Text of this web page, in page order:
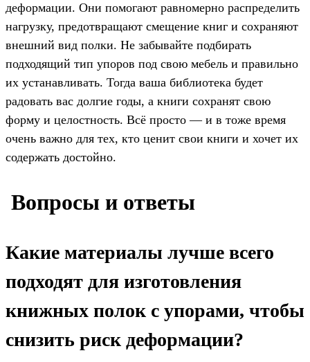
деформации. Они помогают равномерно распределить
нагрузку, предотвращают смещение книг и сохраняют
внешний вид полки. Не забывайте подбирать
подходящий тип упоров под свою мебель и правильно
их устанавливать. Тогда ваша библиотека будет
радовать вас долгие годы, а книги сохранят свою
форму и целостность. Всё просто — и в тоже время
очень важно для тех, кто ценит свои книги и хочет их
содержать достойно.
️ Вопросы и ответы
Какие материалы лучше всего
подходят для изготовления
книжных полок с упорами, чтобы
снизить риск деформации?